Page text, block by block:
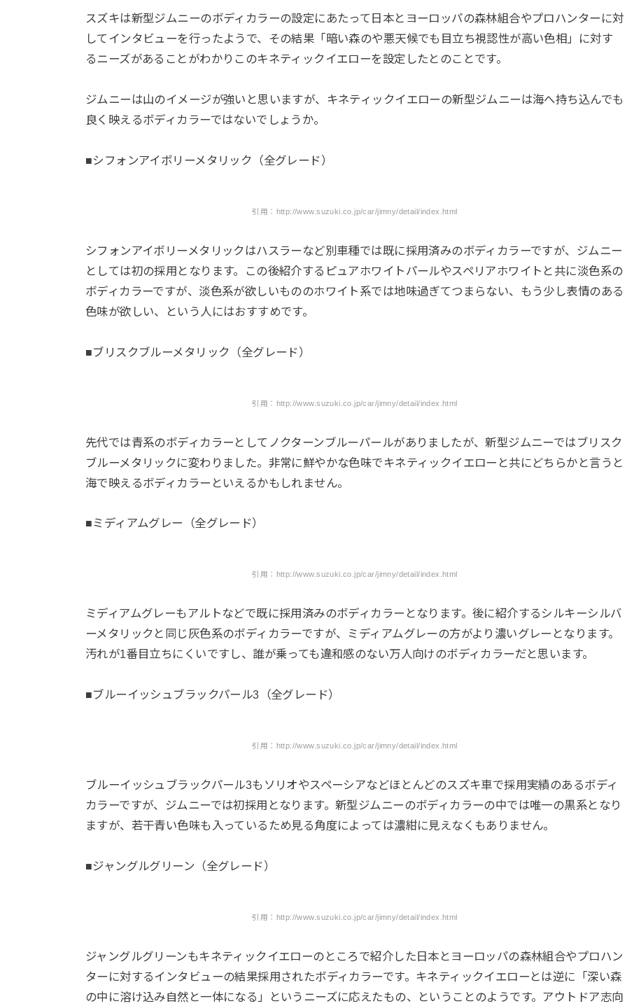
スズキは新型ジムニーのボディカラーの設定にあたって日本とヨーロッパの森林組合やプロハンターに対
してインタビューを行ったようで、その結果「暗い森のや悪天候でも目立ち視認性が高い色相」に対す
るニーズがあることがわかりこのキネティックイエローを設定したとのことです。
ジムニーは山のイメージが強いと思いますが、キネティックイエローの新型ジムニーは海へ持ち込んでも
良く映えるボディカラーではないでしょうか。
■シフォンアイボリーメタリック（全グレード）
引用：http://www.suzuki.co.jp/car/jimny/detail/index.html
シフォンアイボリーメタリックはハスラーなど別車種では既に採用済みのボディカラーですが、ジムニー
としては初の採用となります。この後紹介するピュアホワイトパールやスペリアホワイトと共に淡色系の
ボディカラーですが、淡色系が欲しいもののホワイト系では地味過ぎてつまらない、もう少し表情のある
色味が欲しい、という人にはおすすめです。
■ブリスクブルーメタリック（全グレード）
引用：http://www.suzuki.co.jp/car/jimny/detail/index.html
先代では青系のボディカラーとしてノクターンブルーパールがありましたが、新型ジムニーではブリスク
ブルーメタリックに変わりました。非常に鮮やかな色味でキネティックイエローと共にどちらかと言うと
海で映えるボディカラーといえるかもしれません。
■ミディアムグレー（全グレード）
引用：http://www.suzuki.co.jp/car/jimny/detail/index.html
ミディアムグレーもアルトなどで既に採用済みのボディカラーとなります。後に紹介するシルキーシルバ
ーメタリックと同じ灰色系のボディカラーですが、ミディアムグレーの方がより濃いグレーとなります。
汚れが1番目立ちにくいですし、誰が乗っても違和感のない万人向けのボディカラーだと思います。
■ブルーイッシュブラックパール3（全グレード）
引用：http://www.suzuki.co.jp/car/jimny/detail/index.html
ブルーイッシュブラックパール3もソリオやスペーシアなどほとんどのスズキ車で採用実績のあるボディ
カラーですが、ジムニーでは初採用となります。新型ジムニーのボディカラーの中では唯一の黒系となり
ますが、若干青い色味も入っているため見る角度によっては濃紺に見えなくもありません。
■ジャングルグリーン（全グレード）
引用：http://www.suzuki.co.jp/car/jimny/detail/index.html
ジャングルグリーンもキネティックイエローのところで紹介した日本とヨーロッパの森林組合やプロハン
ターに対するインタビューの結果採用されたボディカラーです。キネティックイエローとは逆に「深い森
の中に溶け込み自然と一体になる」というニーズに応えたもの、ということのようです。アウトドア志向